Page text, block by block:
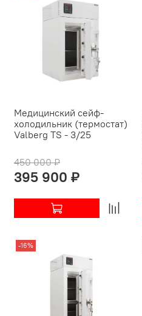
Медицинский сейф-
холодильник (термостат)
Valberg TS - 3/25
450 000 ₽
395 900 ₽
-16%